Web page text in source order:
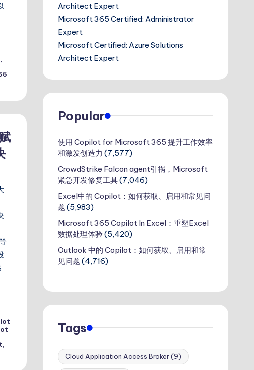
,
,
Architect Expert
Microsoft 365 Certified: Administrator
Expert
Microsoft Certified: Azure Solutions
Architect Expert
Popular
使用 Copilot for Microsoft 365 提升工作效率
和激发创造力 (7,577)
CrowdStrike Falcon agent引祸，Microsoft
紧急开发修复工具(7,046)
Excel中的 Copilot：如何获取、启用和常见问
题 (5,983)
Microsoft 365 Copilot In Excel：重塑Excel
数据处理体验(5,420)
Outlook 中的 Copilot：如何获取、启用和常
见问题 (4,716)
Tags
Cloud Application Access Broker(9)